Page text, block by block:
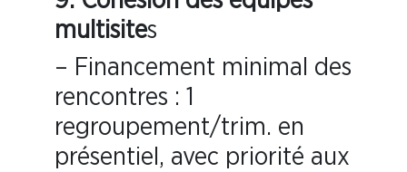
multisites
– Financement minimal des
rencontres : 1
regroupement/trim. en
présentiel, avec priorité aux